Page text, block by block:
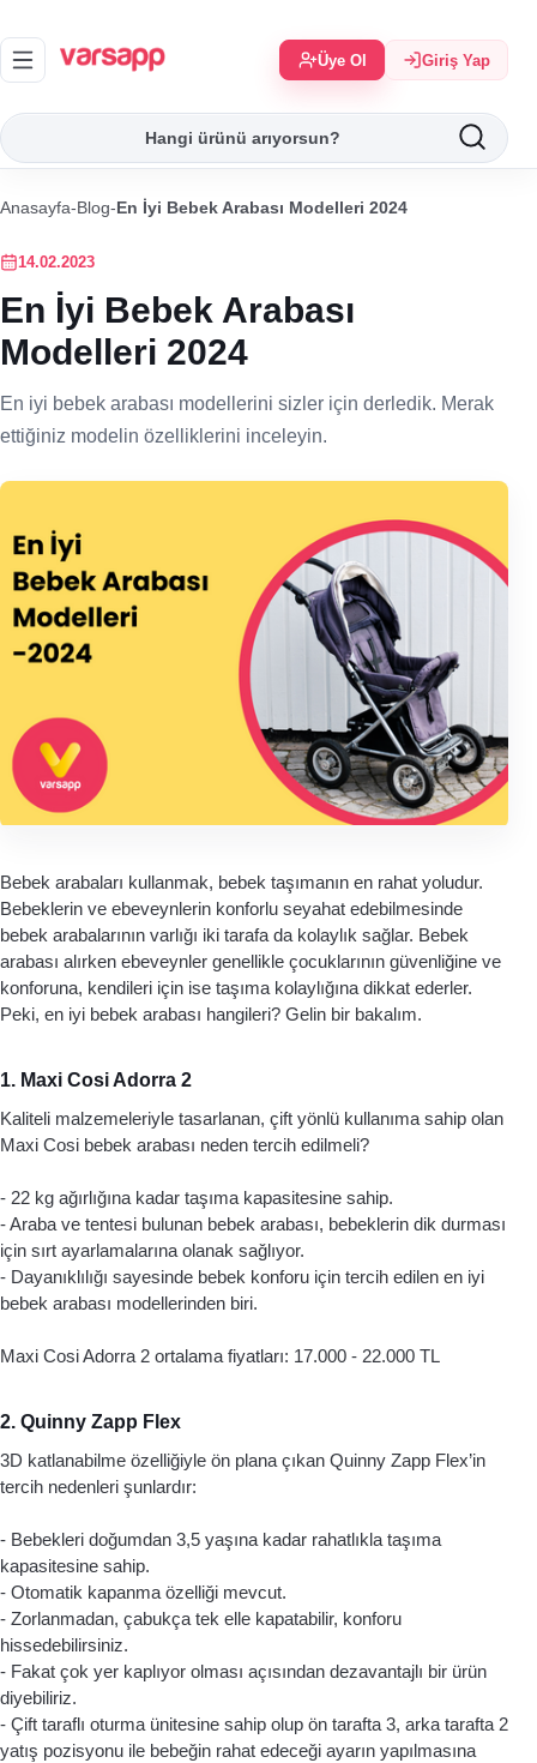
Üye Ol Giriş Yap
Anasayfa-Blog-En İyi Bebek Arabası Modelleri 2024
14.02.2023
En İyi Bebek Arabası
Modelleri 2024
En iyi bebek arabası modellerini sizler için derledik. Merak
ettiğiniz modelin özelliklerini inceleyin.
Bebek arabaları kullanmak, bebek taşımanın en rahat yoludur.
Bebeklerin ve ebeveynlerin konforlu seyahat edebilmesinde
bebek arabalarının varlığı iki tarafa da kolaylık sağlar. Bebek
arabası alırken ebeveynler genellikle çocuklarının güvenliğine ve
konforuna, kendileri için ise taşıma kolaylığına dikkat ederler.
Peki, en iyi bebek arabası hangileri? Gelin bir bakalım.
1. Maxi Cosi Adorra 2
Kaliteli malzemeleriyle tasarlanan, çift yönlü kullanıma sahip olan
Maxi Cosi bebek arabası neden tercih edilmeli?
- 22 kg ağırlığına kadar taşıma kapasitesine sahip.
- Araba ve tentesi bulunan bebek arabası, bebeklerin dik durması
için sırt ayarlamalarına olanak sağlıyor.
- Dayanıklılığı sayesinde bebek konforu için tercih edilen en iyi
bebek arabası modellerinden biri.
Maxi Cosi Adorra 2 ortalama fiyatları: 17.000 - 22.000 TL
2. Quinny Zapp Flex
3D katlanabilme özelliğiyle ön plana çıkan Quinny Zapp Flex’in
tercih nedenleri şunlardır:
- Bebekleri doğumdan 3,5 yaşına kadar rahatlıkla taşıma
kapasitesine sahip.
- Otomatik kapanma özelliği mevcut.
- Zorlanmadan, çabukça tek elle kapatabilir, konforu
hissedebilirsiniz.
- Fakat çok yer kaplıyor olması açısından dezavantajlı bir ürün
diyebiliriz.
- Çift taraflı oturma ünitesine sahip olup ön tarafta 3, arka tarafta 2
yatış pozisyonu ile bebeğin rahat edeceği ayarın yapılmasına